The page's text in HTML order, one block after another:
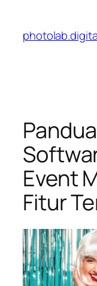
content
Event
Fitur